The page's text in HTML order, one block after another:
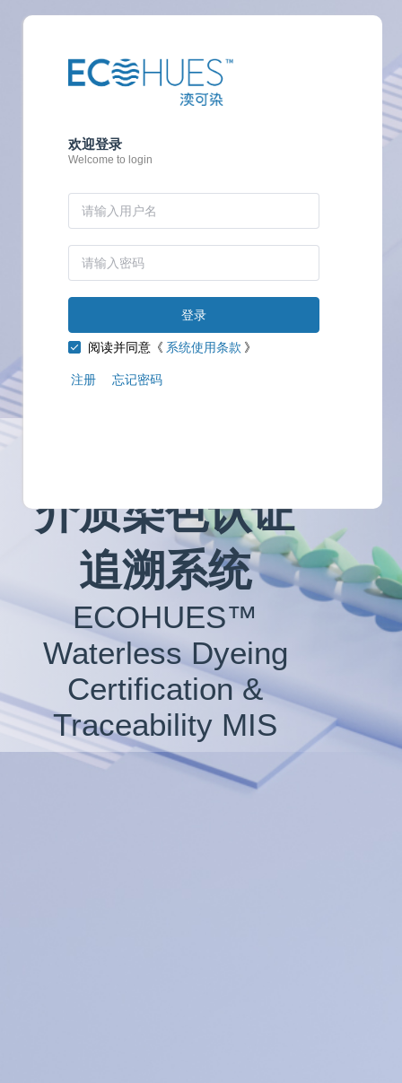
介质染色认证
追溯系统
ECOHUES™
Waterless Dyeing
Certification &
Traceability MIS
欢迎登录
Welcome to login
登录
阅读并同意《 系统使用条款 》
注册 忘记密码